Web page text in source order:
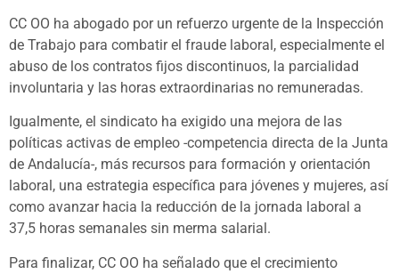
CC OO ha abogado por un refuerzo urgente de la Inspección
de Trabajo para combatir el fraude laboral, especialmente el
abuso de los contratos fijos discontinuos, la parcialidad
involuntaria y las horas extraordinarias no remuneradas.
Igualmente, el sindicato ha exigido una mejora de las
políticas activas de empleo -competencia directa de la Junta
de Andalucía-, más recursos para formación y orientación
laboral, una estrategia específica para jóvenes y mujeres, así
como avanzar hacia la reducción de la jornada laboral a
37,5 horas semanales sin merma salarial.
Para finalizar, CC OO ha señalado que el crecimiento